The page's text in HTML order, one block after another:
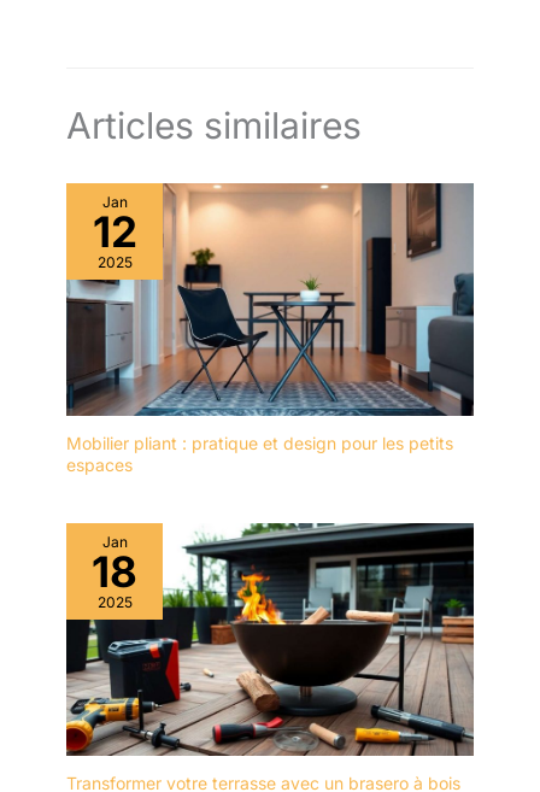
Articles similaires
Jan
12
2025
Mobilier pliant : pratique et design pour les petits
espaces
Jan
18
2025
Transformer votre terrasse avec un brasero à bois